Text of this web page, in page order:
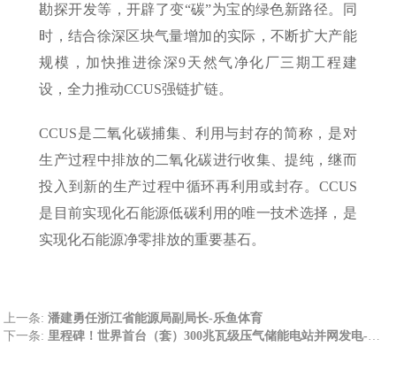
勘探开发等，开辟了变“碳”为宝的绿色新路径。同
时，结合徐深区块气量增加的实际，不断扩大产能
规模，加快推进徐深9天然气净化厂三期工程建
设，全力推动CCUS强链扩链。
CCUS是二氧化碳捕集、利用与封存的简称，是对
生产过程中排放的二氧化碳进行收集、提纯，继而
投入到新的生产过程中循环再利用或封存。CCUS
是目前实现化石能源低碳利用的唯一技术选择，是
实现化石能源净零排放的重要基石。
上一条:潘建勇任浙江省能源局副局长-乐鱼体育
下一条: 里程碑！世界首台（套）300兆瓦级压气储能电站并网发电-乐鱼体育